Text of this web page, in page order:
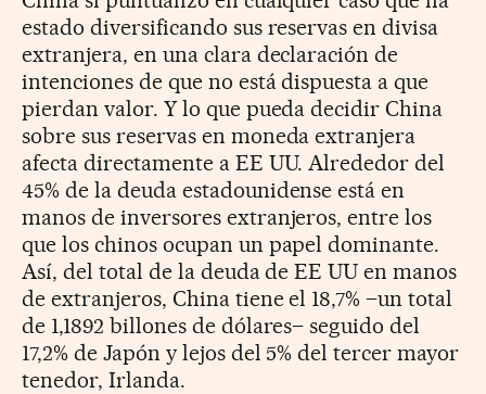
estado diversificando sus reservas en divisa
extranjera, en una clara declaración de
intenciones de que no está dispuesta a que
pierdan valor. Y lo que pueda decidir China
sobre sus reservas en moneda extranjera
afecta directamente a EE UU. Alrededor del
45% de la deuda estadounidense está en
manos de inversores extranjeros, entre los
que los chinos ocupan un papel dominante.
Así, del total de la deuda de EE UU en manos
de extranjeros, China tiene el 18,7% –un total
de 1,1892 billones de dólares– seguido del
17,2% de Japón y lejos del 5% del tercer mayor
tenedor, Irlanda.